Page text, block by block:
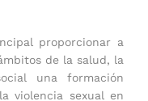
proporcionar a
de la salud, la
una formación
violencia sexual en